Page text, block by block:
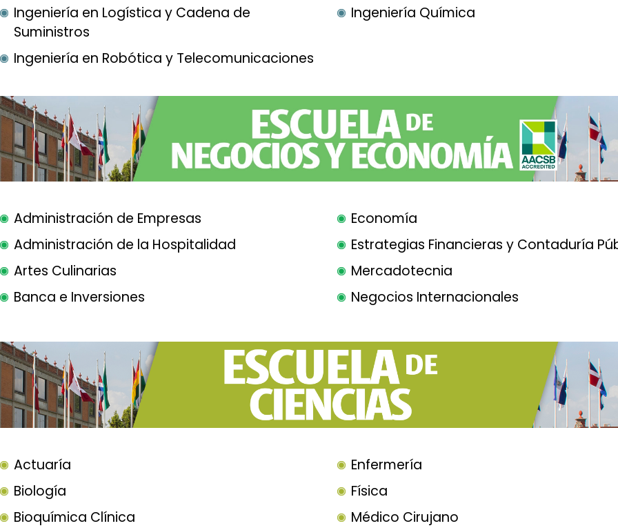
Ingeniería en Logística y Cadena de
Suministros
Ingeniería en Robótica y Telecomunicaciones
Ingeniería Química
Administración de Empresas
Administración de la Hospitalidad
Artes Culinarias
Banca e Inversiones
Economía
Estrategias Financieras y Contaduría
Mercadotecnia
Negocios Internacionales
Actuaría
Biología
Bioquímica Clínica
Enfermería
Física
Médico Cirujano